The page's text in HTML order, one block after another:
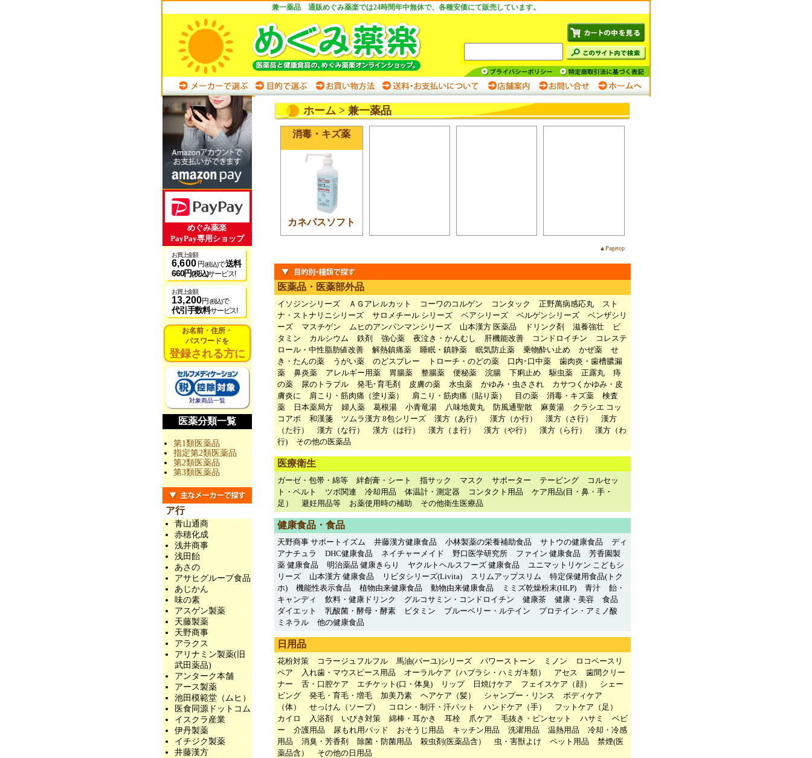
兼一薬品 通販めぐみ薬楽では24時間年中無休で、各種安価にて販売しています。
ホーム> 兼一薬品
消毒・キズ薬
カネパスソフト
▲Pagetop
医薬品・医薬部外品
イソジンシリーズ ＡＧアレルカット コーワのコルゲン コンタック 正野萬病感応丸
スト
ナ・ストナリニシリーズ
サロメチール シリーズ ペアシリーズ ベルゲンシリーズ
ベンザシリ
ーズ
マスチゲン ムヒのアンパンマンシリーズ 山本漢方 医薬品 ドリンク剤 滋養強壮
ビ
タミン
カルシウム 鉄剤 強心薬 夜泣き・かんむし 肝機能改善 コンドロイチン
コレステ
ロール・中性脂肪値改善
解熱鎮痛薬 睡眠・鎮静薬 眠気防止薬 乗物酔い止め かぜ薬
せ
き・たんの薬
うがい薬 のどスプレー トローチ・のどの薬 口内･口中薬
歯肉炎・歯槽膿漏
薬
鼻炎薬 アレルギー用薬 胃腸薬 整腸薬 便秘薬 浣腸 下痢止め 駆虫薬 正露丸
痔
の薬
尿のトラブル 発毛･育毛剤 皮膚の薬 水虫薬 かゆみ・虫さされ
カサつくかゆみ・皮
膚炎に
肩こり・筋肉痛（塗り薬） 肩こり・筋肉痛（貼り薬） 目の薬 消毒・キズ薬
検査
薬
日本薬局方 婦人薬 葛根湯 小青竜湯 八味地黄丸 防風通聖散 麻黄湯
クラシエ コッ
コアポ
和漢箋 ツムラ漢方 8包シリーズ 漢方（あ行） 漢方（か行） 漢方（さ行）
漢方
（た行）
漢方（な行） 漢方（は行） 漢方（ま行） 漢方（や行） 漢方（ら行）
漢方（わ
行)
その他の医薬品
医療衛生
ガーゼ・包帯・綿等 絆創膏・シート 指サック マスク サポーター テーピング
コルセッ
ト・ベルト
ツボ関連 冷却用品 体温計・測定器 コンタクト用品
ケア用品(目・鼻・手・
足）
避妊用品等 お薬使用時の補助 その他衛生医療品
健康食品・食品
天野商事 サポートイズム 井藤漢方健康食品 小林製薬の栄養補助食品 サトウの健康食品
ディ
アナチュラ
DHC健康食品 ネイチャーメイド 野口医学研究所 ファイン 健康食品
芳香園製
薬 健康食品
明治薬品 健康きらり ヤクルトヘルスフーズ 健康食品
ユニマットリケン こどもシ
リーズ
山本漢方 健康食品 リビタシリーズ(Livita) スリムアップスリム
特定保健用食品(トク
ホ)
機能性表示食品 植物由来健康食品 動物由来健康食品 ミミズ乾燥粉末(HLP) 青汁
飴・
キャンディ
飲料・健康ドリンク グルコサミン・コンドロイチン 健康茶 健康・美容
食品
ダイエット
乳酸菌・酵母・酵素 ビタミン ブルーベリー・ルテイン
プロテイン・アミノ酸
ミネラル
他の健康食品
日用品
花粉対策 コラージュフルフル 馬油(バーユ)シリーズ パワーストーン ミノン
ロコベースリ
ペア
入れ歯・マウスピース用品 オーラルケア（ハブラシ・ハミガキ類） アセス
歯間クリー
ナー
舌・口腔ケア エチケット(口・体臭) リップ 日焼けケア フェイスケア（顔）
シェー
ビング
発毛・育毛・増毛 加美乃素 ヘアケア（髪） シャンプー・リンス
ボディケア
（体）
せっけん（ソープ） コロン・制汗・汗パット ハンドケア（手）
フットケア（足）
カイロ
入浴剤 いびき対策 綿棒・耳かき 耳栓 爪ケア 毛抜き・ピンセット ハサミ
ベビ
ー
介護用品 尿もれ用パッド おそうじ用品 キッチン用品 洗濯用品 温熱用品
冷却・冷感
用品
消臭・芳香剤 除菌・防菌用品 殺虫剤(医薬品含） 虫・害獣よけ ペット用品
禁煙(医
薬品含）
その他の日用品
めぐみ薬楽
PayPay専用ショップ
お買上金額
6,600 円(税込)で送料
660円(税込)サービス!
お買上金額
13,200円 (税込)で
代引手数料サービス!
お名前・住所・
パスワードを
登録される方に
対象商品一覧
医薬分類一覧
第1類医薬品
指定第2類医薬品
第2類医薬品
第3類医薬品
ア行
青山通商
赤穂化成
浅井商事
浅田飴
あさの
アサヒグループ食品
あじかん
味の素
アスゲン製薬
天藤製薬
天野商事
アラクス
アリナミン製薬(旧
武田薬品)
アンターク本舗
アース製薬
池田模範堂（ムヒ）
医食同源ドットコム
イスクラ産業
伊丹製薬
イチジク製薬
井藤漢方